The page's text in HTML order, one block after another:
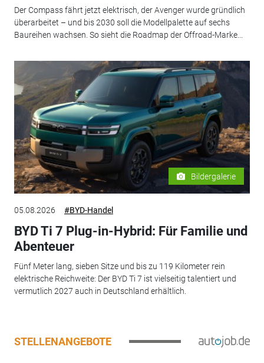
Der Compass fährt jetzt elektrisch, der Avenger wurde gründlich
überarbeitet – und bis 2030 soll die Modellpalette auf sechs
Baureihen wachsen. So sieht die Roadmap der Offroad-Marke...
Bildergalerie
05.08.2026 #BYD-Handel
BYD Ti 7 Plug-in-Hybrid: Für Familie und
Abenteuer
Fünf Meter lang, sieben Sitze und bis zu 119 Kilometer rein
elektrische Reichweite: Der BYD Ti 7 ist vielseitig talentiert und
vermutlich 2027 auch in Deutschland erhältlich.
STELLENANGEBOTE